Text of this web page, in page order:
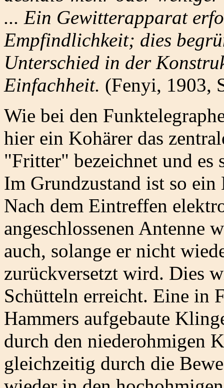
... Ein Gewitterapparat
Empfindlichkeit; dies
Unterschied in der
Einfachheit. (Fenyi, 1903,
Wie bei den
hier ein Kohärer das
"Fritter" bezeichnet und es
Im Grundzustand ist so
Nach dem Eintreffen
angeschlossenen Antenne
auch, solange er nicht
zurückversetzt wird. Dies
Schütteln erreicht. Eine in
Hammers aufgebaute
durch den niederohmigen
gleichzeitig durch die